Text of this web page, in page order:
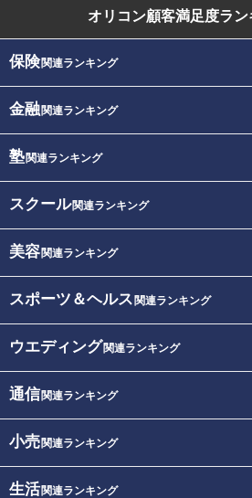
オリコン顧客満足度ラン
保険関連ランキング
金融関連ランキング
塾関連ランキング
スクール関連ランキング
美容関連ランキング
スポーツ＆ヘルス 関連ランキング
ウエディング関連ランキング
通信関連ランキング
小売関連ランキング
生活関連ランキング